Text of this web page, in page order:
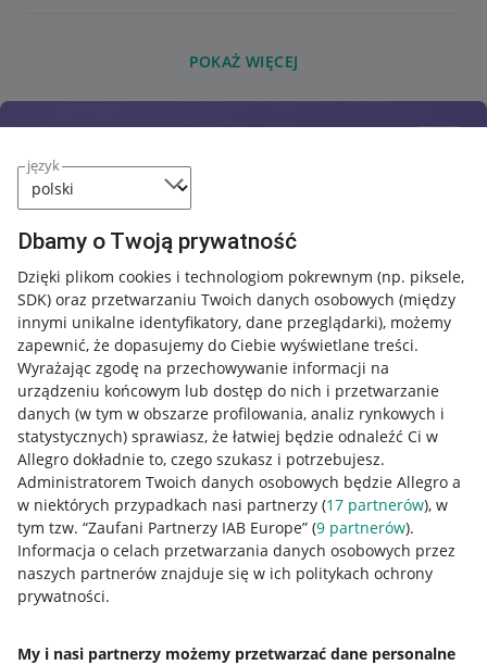
język
Dbamy o Twoją prywatność
Dzięki plikom cookies i technologiom pokrewnym (np. piksele,
SDK) oraz przetwarzaniu Twoich danych osobowych (między
innymi unikalne identyfikatory, dane przeglądarki), możemy
zapewnić, że dopasujemy do Ciebie wyświetlane treści.
Wyrażając zgodę na przechowywanie informacji na
urządzeniu końcowym lub dostęp do nich i przetwarzanie
danych (w tym w obszarze profilowania, analiz rynkowych i
statystycznych) sprawiasz, że łatwiej będzie odnaleźć Ci w
Allegro dokładnie to, czego szukasz i potrzebujesz.
Administratorem Twoich danych osobowych będzie Allegro a
w niektórych przypadkach nasi partnerzy (17 partnerów), w
tym tzw. “Zaufani Partnerzy IAB Europe” (9 partnerów).
Informacja o celach przetwarzania danych osobowych przez
naszych partnerów znajduje się w ich politykach ochrony
prywatności.
My i nasi partnerzy możemy przetwarzać dane personalne
POKAŻ WIĘCEJ
Nawigacja
Przydatne informacje
Jak to działa